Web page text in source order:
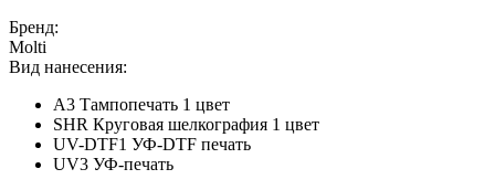
Бренд:
Molti
Вид нанесения:
A3 Тампопечать 1 цвет
SHR Круговая шелкография 1 цвет
UV-DTF1 УФ-DTF печать
UV3 УФ-печать